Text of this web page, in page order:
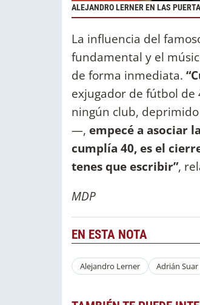
ALEJANDRO LERNER EN LAS
La influencia del
fundamental y el
de forma inmediata.
exjugador de fútbol de
ningún club,
—, empecé a asociar
cumplía 40, es el
tenes que escribir”,
MDP
EN ESTA NOTA
Alejandro Lerner Adrián Suar